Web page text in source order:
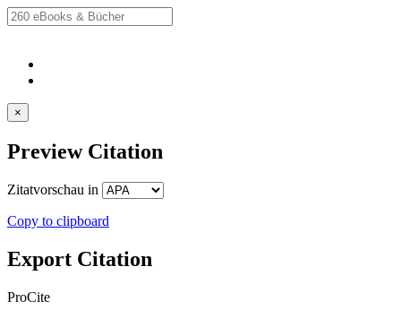
×
Preview Citation
Zitatvorschau in
Copy to clipboard
Export Citation
ProCite